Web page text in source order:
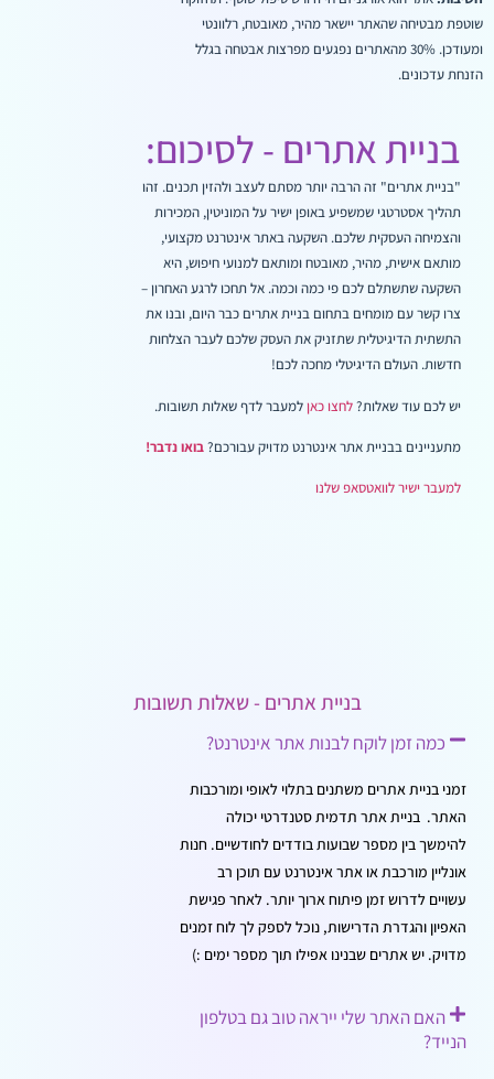
שוטפת מבטיחה שהאתר יישאר מהיר, מאובטח, רלוונטי
ומעודכן. 30% מהאתרים נפגעים מפרצות אבטחה בגלל
הזנחת עדכונים.
בניית אתרים - לסיכום:
"בניית אתרים" זה הרבה יותר מסתם לעצב ולהזין תכנים. זהו
תהליך אסטרטגי שמשפיע באופן ישיר על המוניטין, המכירות
והצמיחה העסקית שלכם. השקעה באתר אינטרנט מקצועי,
מותאם אישית, מהיר, מאובטח ומותאם למנועי חיפוש, היא
השקעה שתשתלם לכם פי כמה וכמה. אל תחכו לרגע האחרון –
צרו קשר עם מומחים בתחום בניית אתרים כבר היום, ובנו את
התשתית הדיגיטלית שתזניק את העסק שלכם לעבר הצלחות
חדשות. העולם הדיגיטלי מחכה לכם!
יש לכם עוד שאלות?לחצו כאןלמעבר לדף שאלות תשובות.
מתעניינים בבניית אתר אינטרנט מדויק עבורכם?בואו נדבר!
למעבר ישיר לוואטסאפ שלנו
בניית אתרים - שאלות תשובות
כמה זמן לוקח לבנות אתר אינטרנט?
זמני בניית אתרים משתנים בתלוי לאופי ומורכבות
האתר. בניית אתר תדמית סטנדרטי יכולה
להימשך בין מספר שבועות בודדים לחודשיים. חנות
אונליין מורכבת או אתר אינטרנט עם תוכן רב
עשויים לדרוש זמן פיתוח ארוך יותר. לאחר פגישת
האפיון והגדרת הדרישות, נוכל לספק לך לוח זמנים
מדויק. יש אתרים שבנינו אפילו תוך מספר ימים :)
האם האתר שלי ייראה טוב גם בטלפון
הנייד?